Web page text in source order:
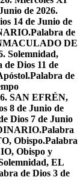
de 2026.
14 de Junio de
Palabra de
DE
Solemnidad,
de Dios 11 de
Palabra de
SAN EFRÉN,
8 de Junio de
Dios 7 de Junio
Palabra
Obispo.Palabra
Obispo y
EL
de Dios 3 de